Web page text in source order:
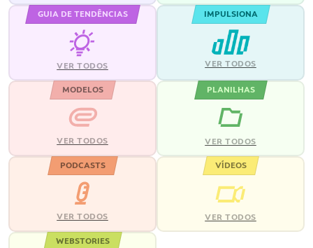
GUIA DE TENDÊNCIAS
VER TODOS
IMPULSIONA
VER TODOS
MODELOS
VER TODOS
PLANILHAS
VER TODOS
PODCASTS
VER TODOS
VÍDEOS
VER TODOS
WEBSTORIES